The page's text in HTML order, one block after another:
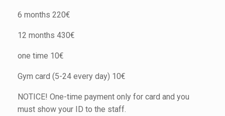
6 months 220€
12 months 430€
one time 10€
Gym card (5-24 every day) 10€
NOTICE! One-time payment only for card and you
must show your ID to the staff.